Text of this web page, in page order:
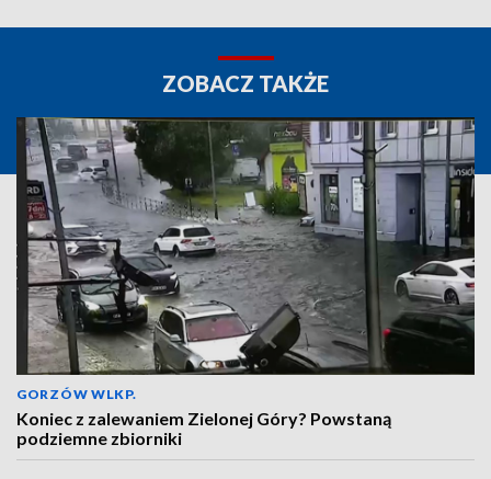
ZOBACZ TAKŻE
GORZÓW WLKP.
Koniec z zalewaniem Zielonej Góry? Powstaną
podziemne zbiorniki